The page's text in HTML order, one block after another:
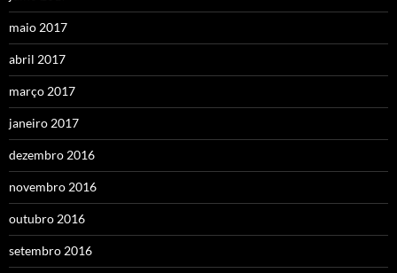
maio 2017
abril 2017
março 2017
janeiro 2017
dezembro 2016
novembro 2016
outubro 2016
setembro 2016